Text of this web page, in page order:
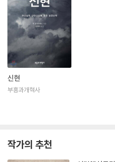
신현
부흥과개혁사
작가의 추천